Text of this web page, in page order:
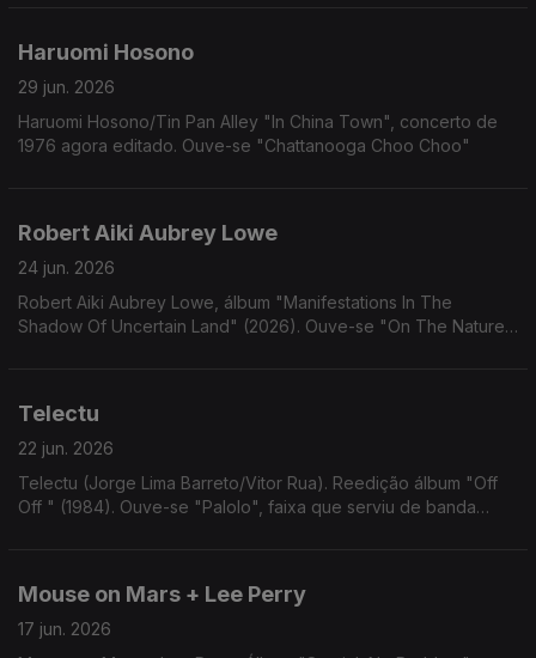
Haruomi Hosono
29 jun. 2026
Haruomi Hosono/Tin Pan Alley "In China Town", concerto de
1976 agora editado. Ouve-se "Chattanooga Choo Choo"
Robert Aiki Aubrey Lowe
24 jun. 2026
Robert Aiki Aubrey Lowe, álbum "Manifestations In The
Shadow Of Uncertain Land" (2026). Ouve-se "On The Nature
Telectu
22 jun. 2026
Telectu (Jorge Lima Barreto/Vitor Rua). Reedição álbum "Off
Off " (1984). Ouve-se "Palolo", faixa que serviu de banda
Mouse on Mars + Lee Perry
17 jun. 2026